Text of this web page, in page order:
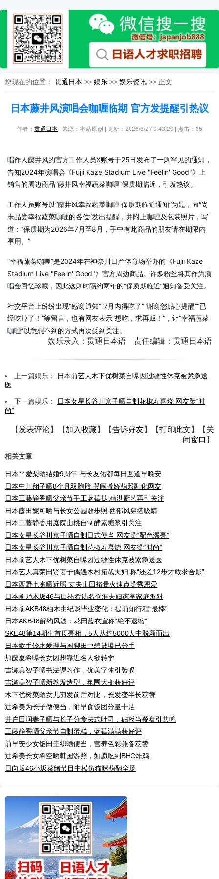
您现在的位置： 贯通日本 >> 娱乐 >> 娱乐资讯 >> 正文
日本藤井风演唱会咖喱临期 官方发提醒引热议
作者： 贯通日本 | 来源：本站原创 | 更新：2026/6/27 9:43:29 | 点击： 35
唱作人藤井风的官方工作人员X账号于25日发布了一则罕见的通知，
告知2024年演唱会《Fujii Kaze Stadium Live "Feelin' Good"》上
销售的周边商品“藤井风幸福蔬菜咖喱”保质期临近，引发热议。
工作人员账号以“藤井风幸福蔬菜咖喱 保质期临近通知”为题，向“尚
未品尝幸福蔬菜咖喱的各位”发出提醒，并附上咖喱及包装照片，写
道：“保质期为2026年7月至8月，手中有此商品的朋友请在期限内
享用。”
“幸福蔬菜咖喱”是2024年在神奈川日产体育场举办的《Fujii Kaze
Stadium Live "Feelin' Good"》官方周边商品。许多粉丝将其作为演
唱会回忆珍藏，因此这则时隔约两年的“保质期临近”通知备受关注。
社交平台上纷纷出现“感谢通知”“7月内得吃了”“谢谢您贴心提醒”“已
经吃掉了！”等留言，也有网友表示“想吃，求再贩！”，让“幸福蔬菜
咖喱”以意想不到的方式再次受到关注。
娱乐录入：贯通日本语 责任编辑：贯通日本语
上一篇娱乐：
日本前艺人木下优树菜自曝因过敏性休克被紧急送
医
下一篇娱乐：
日本女星长谷川京子晒自制花椒寿喜烧 网友赞“时
尚”
【 发表评论】【 加入收藏】【告诉好友】【打印此文 】【 关
闭窗口 】
相关文章
日本平爱梨晒结婚9周年 与长友佑都每日互道早晚安
日本中川翔子晒8个月双胞胎 哭闹撒娇萌照融化网友
日本工藤静香晒父亲节手工蓝莓挞 精湛厨艺再引关注
日本藤田妮可晒与长女公园散步照 西部风穿搭吸睛
日本工藤静香用庭院山桃自制酵素糖浆引关注
日本女星长谷川京子晒自制日式便当 网友赞“配色漂亮”
日本女星长谷川京子晒自制花椒寿喜烧 网友赞“时尚”
日本前艺人木下优树菜自曝因过敏性休克被紧急送医
日本艺人真荣田贤妻子偶遇木村拓哉夫妇 称“还差12步才敢求合影”
日本西野七濑晒近照 丈夫山田裕贵火速点赞秀恩爱
日本前乃木坂46与田祐希访名仓润夫妇家享家庭派对
日本前AKB48柏木由纪谈毕业变化：提前知行程“最棒”
日本AKB48解约风波：花田蓝衣宣称“绝不退缩”
SKE48第14期生首度亮相，5人从约5000人中脱颖而出
日本歌手铃木爱理与国脚田中碧被曝已分手
加藤夏希曝长女因想靠近名人欲转学
吉濑美智子晒书法课习作，优美字体引赞叹
吉濑美智子晒新卷发造型，氛围大变获好评
木下优树菜晒女儿剪发前后对比，长发变半长获赞
辻希美为长子做便当，附早食饭团分量十足
井户田润妻子晒与长子分食法式吐司，砧板当餐盘引共鸣
工藤静香晒父亲节自制蛋糕，蓝莓满满获好评
前早安少女饭田圭织晒便当，营养色彩兼备获赞
辻希美长女希空晒韩国游照，如愿吃到BHC炸鸡
日向坂46小坂菜绪节目中模仿猫咪萌翻全场